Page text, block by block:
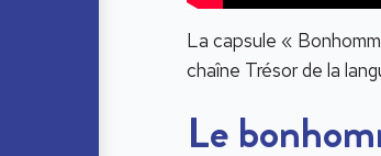
La capsule «
chaîne Trésor de la
Le